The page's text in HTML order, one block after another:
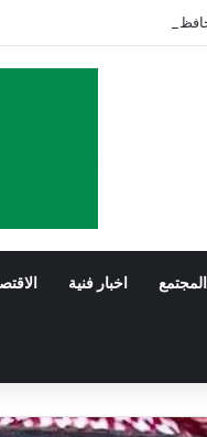
بلجرشي …. العرضة
المجتمع اخبار فنية